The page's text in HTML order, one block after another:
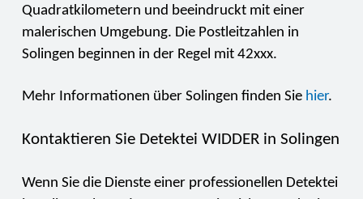
Quadratkilometern und beeindruckt mit einer
malerischen Umgebung. Die Postleitzahlen in
Solingen beginnen in der Regel mit 42xxx.
Mehr Informationen über Solingen finden Sie hier.
Kontaktieren Sie Detektei WIDDER in Solingen
Wenn Sie die Dienste einer professionellen Detektei